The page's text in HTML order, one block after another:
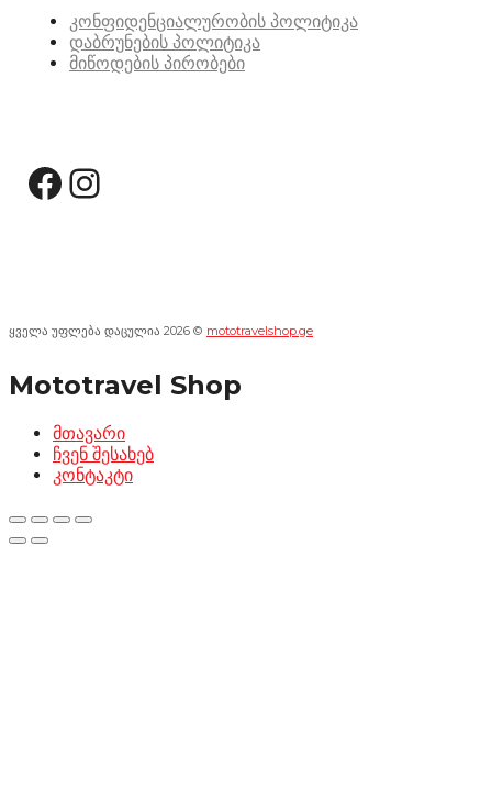
კონფიდენციალურობის პოლიტიკა
დაბრუნების პოლიტიკა
მიწოდების პირობები
Facebook
Instagram
ყველა უფლება დაცულია 2026 © mototravelshop.ge
Mototravel Shop
მთავარი
ჩვენ შესახებ
კონტაკტი